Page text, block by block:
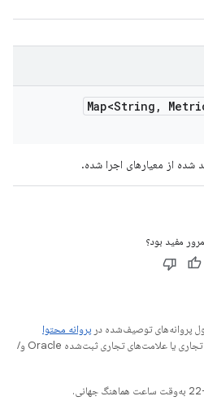
Map<String ,
شده از معیارهای اجرا شده.
مفید بود؟
پروانه‌های توصیف‌شده در پروانه محتوا
هستند. جاوا و OpenJDK علامت‌های تجاری یا علامت‌های تجاری ثبت‌شده Oracle و/